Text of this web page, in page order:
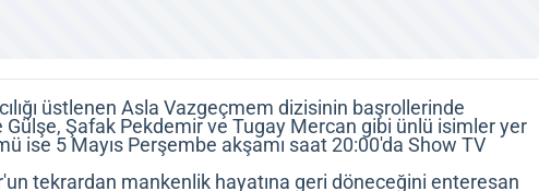
üstlenen Asla Vazgeçmem dizisinin başrollerinde
Gülşe, Şafak Pekdemir ve Tugay Mercan gibi ünlü isimler yer
ise 5 Mayıs Perşembe akşamı saat 20:00'da Show TV
tekrardan mankenlik hayatına geri döneceğini enteresan